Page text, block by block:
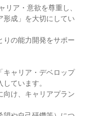
リア・意欲を尊重し、
形成」を大切にしてい
りの能力開発をサポー
キャリア・デベロップ
ています。
向け、キャリアプラン